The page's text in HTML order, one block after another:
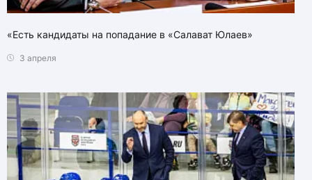
«Есть кандидаты на попадание в «Салават Юлаев»
3 апреля